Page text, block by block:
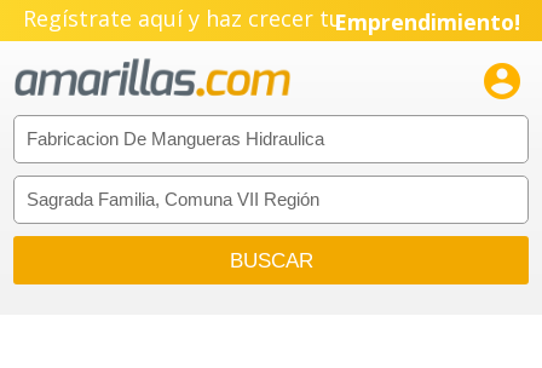
Regístrate aquí y haz crecer tuEmprendimiento!
